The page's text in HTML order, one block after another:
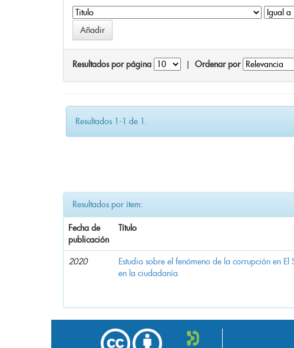
Resultados por página Ordenar por
Resultados 1-1 de 1.
Resultados por ítem:
Fecha de
publicación
Título
2020
Estudio sobre el fenómeno de la corrupción en El
en la ciudadanía